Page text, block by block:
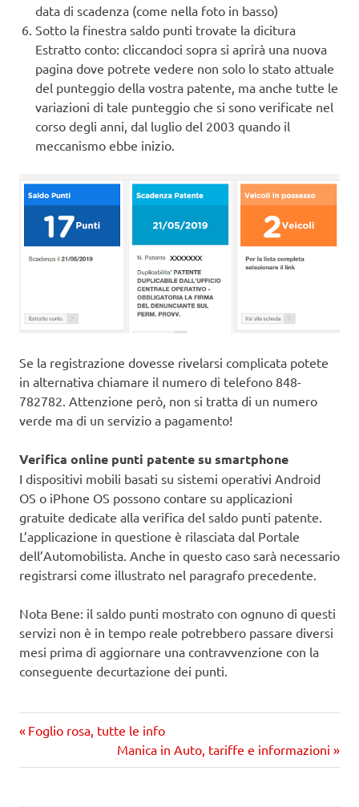
data di scadenza (come nella foto in basso)
Sotto la finestra saldo punti trovate la dicitura
Estratto conto: cliccandoci sopra si aprirà una nuova
pagina dove potrete vedere non solo lo stato attuale
del punteggio della vostra patente, ma anche tutte le
variazioni di tale punteggio che si sono verificate nel
corso degli anni, dal luglio del 2003 quando il
meccanismo ebbe inizio.
Se la registrazione dovesse rivelarsi complicata potete
in alternativa chiamare il numero di telefono 848-
782782. Attenzione però, non si tratta di un numero
verde ma di un servizio a pagamento!
Verifica online punti patente su smartphone
I dispositivi mobili basati su sistemi operativi Android
OS o iPhone OS possono contare su applicazioni
gratuite dedicate alla verifica del saldo punti patente.
L’applicazione in questione è rilasciata dal Portale
dell’Automobilista. Anche in questo caso sarà necessario
registrarsi come illustrato nel paragrafo precedente.
Nota Bene: il saldo punti mostrato con ognuno di questi
servizi non è in tempo reale potrebbero passare diversi
mesi prima di aggiornare una contravvenzione con la
conseguente decurtazione dei punti.
Navigazione
articoli
Precedente
Foglio rosa, tutte le info
Prossimo
articolo
Manica in Auto, tariffe e informazioni